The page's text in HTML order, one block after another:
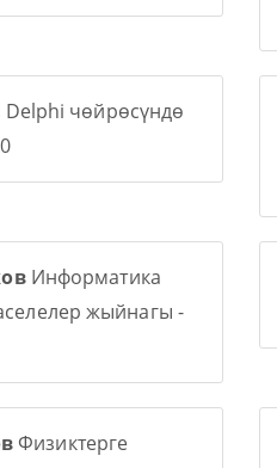
Delphi чөйрөсүндө
Информатика
жыйнагы -
Физиктерге